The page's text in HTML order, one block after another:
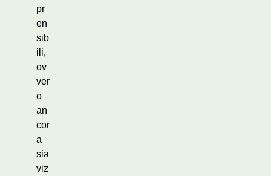
pr
en
sib
ili,
ov
ver
o
an
cor
a
sia
viz